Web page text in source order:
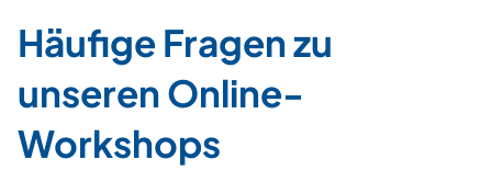
Häufige Fragen zu
unseren Online-
Workshops